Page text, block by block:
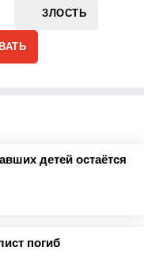
ЗЛОСТЬ
детей остаётся
погиб